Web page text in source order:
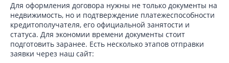
Для оформления договора нужны не только документы на
недвижимость, но и подтверждение платежеспособности
кредитополучателя, его официальной занятости и
статуса. Для экономии времени документы стоит
подготовить заранее. Есть несколько этапов отправки
заявки через наш сайт: